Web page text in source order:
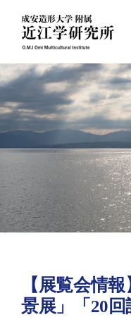
content
【展覧会情
景展」「20